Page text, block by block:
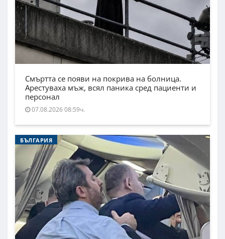
Смъртта се появи на покрива на болница.
Арестуваха мъж, всял паника сред пациенти и
персонал
07.08.2026 08:59ч.
БЪЛГАРИЯ